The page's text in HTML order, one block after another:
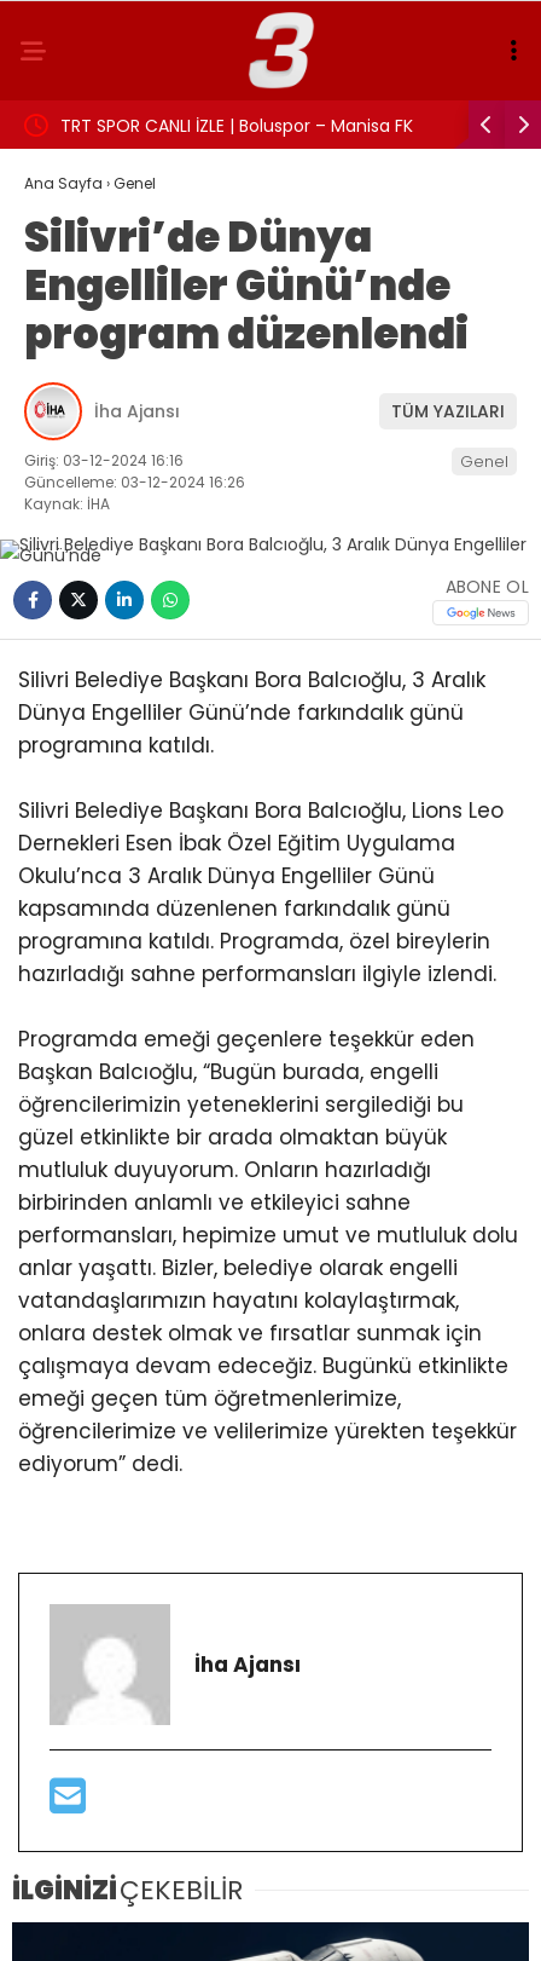
TRT SPOR CANLI İZLE | Boluspor – Manisa FK
maçı canlı yayın frekans ve izleme linki
Aslı
Ana Sayfa ›Genel
Silivri’de Dünya
Engelliler Günü’nde
program düzenlendi
İha Ajansı TÜM YAZILARI
Giriş: 03-12-2024 16:16
Güncelleme: 03-12-2024 16:26
Kaynak: İHA
Genel
ABONE OL
Silivri Belediye Başkanı Bora Balcıoğlu, 3 Aralık
Dünya Engelliler Günü’nde farkındalık günü
programına katıldı.
Silivri Belediye Başkanı Bora Balcıoğlu, Lions Leo
Dernekleri Esen İbak Özel Eğitim Uygulama
Okulu’nca 3 Aralık Dünya Engelliler Günü
kapsamında düzenlenen farkındalık günü
programına katıldı. Programda, özel bireylerin
hazırladığı sahne performansları ilgiyle izlendi.
Programda emeği geçenlere teşekkür eden
Başkan Balcıoğlu, “Bugün burada, engelli
öğrencilerimizin yeteneklerini sergilediği bu
güzel etkinlikte bir arada olmaktan büyük
mutluluk duyuyorum. Onların hazırladığı
birbirinden anlamlı ve etkileyici sahne
performansları, hepimize umut ve mutluluk dolu
anlar yaşattı. Bizler, belediye olarak engelli
vatandaşlarımızın hayatını kolaylaştırmak,
onlara destek olmak ve fırsatlar sunmak için
çalışmaya devam edeceğiz. Bugünkü etkinlikte
emeği geçen tüm öğretmenlerimize,
öğrencilerimize ve velilerimize yürekten teşekkür
ediyorum” dedi.
İha Ajansı
İLGİNİZİÇEKEBİLİR